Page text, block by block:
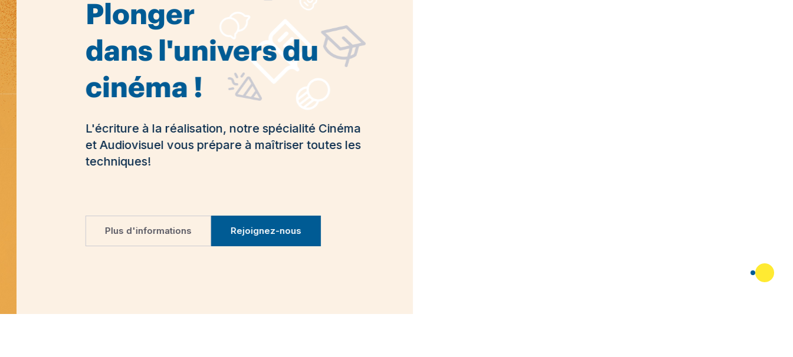
Plonger
dans l'univers du
cinéma !
L'écriture à la réalisation, notre spécialité Cinéma
et Audiovisuel vous prépare à maîtriser toutes les
techniques!
Plus d'informations Rejoignez-nous